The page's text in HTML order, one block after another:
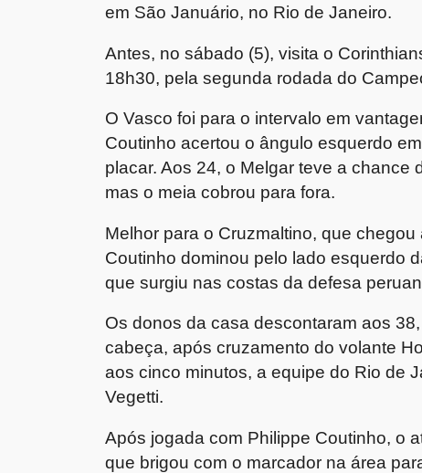
em São Januário, no Rio de Janeiro.
Antes, no sábado (5), visita o
18h30, pela segunda rodada do
O Vasco foi para o intervalo em
Coutinho acertou o ângulo esquerdo
placar. Aos 24, o Melgar teve a chance
mas o meia cobrou para fora.
Melhor para o Cruzmaltino, que
Coutinho dominou pelo lado esquerdo
que surgiu nas costas da defesa
Os donos da casa descontaram aos
cabeça, após cruzamento do volante
aos cinco minutos, a equipe do Rio de
Vegetti.
Após jogada com Philippe Coutinho, o
que brigou com o marcador na área